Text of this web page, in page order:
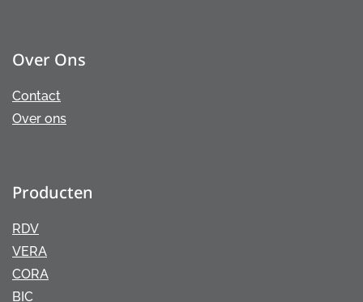
Over Ons
Contact
Over ons
Producten
RDV
VERA
CORA
BIC